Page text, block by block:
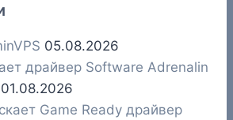
05.08.2026
драйвер Software Adrenalin
01.08.2026
Game Ready драйвер